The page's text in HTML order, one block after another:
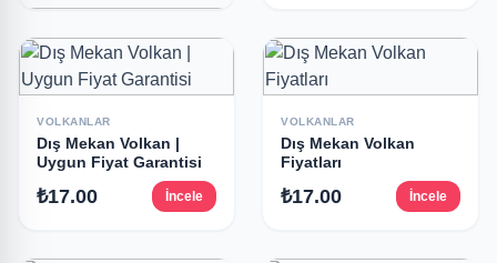
Dış Mekan Volkan 2026
₺17.00 İncele
VOLKANLAR
Dış Mekan Volkan |
Uygun Fiyat Garantisi
₺17.00 İncele
VOLKANLAR
Dış Mekan Volkan
Fiyatları
₺17.00 İncele